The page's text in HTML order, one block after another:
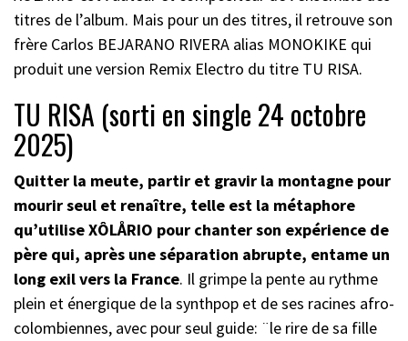
titres de l’album. Mais pour un des titres, il retrouve son
frère Carlos BEJARANO RIVERA alias MONOKIKE qui
produit une version Remix Electro du titre TU RISA.
TU RISA (sorti en single 24 octobre
2025)
Quitter la meute, partir et gravir la montagne pour
mourir seul et renaître, telle est la métaphore
qu’utilise XÔLÅRIO pour chanter son expérience de
père qui, après une séparation abrupte, entame un
long exil vers la France. Il grimpe la pente au rythme
plein et énergique de la synthpop et de ses racines afro-
colombiennes, avec pour seul guide: ¨le rire de sa fille